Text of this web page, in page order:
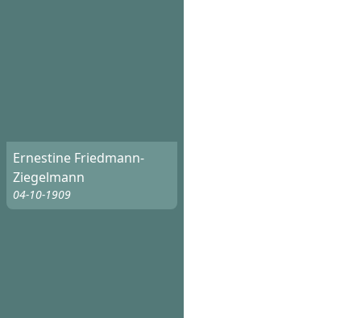
Ernestine Friedmann-
Ziegelmann
04-10-1909